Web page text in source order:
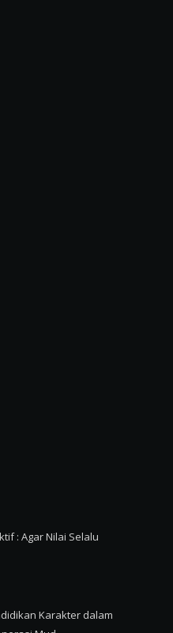
: Agar Nilai Selalu
Karakter dalam